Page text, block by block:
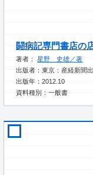
闘病記専門書店の
著者：星野 史雄／著
出版者：東京：産経新聞
出版年：2012.10
資料種別：一般書